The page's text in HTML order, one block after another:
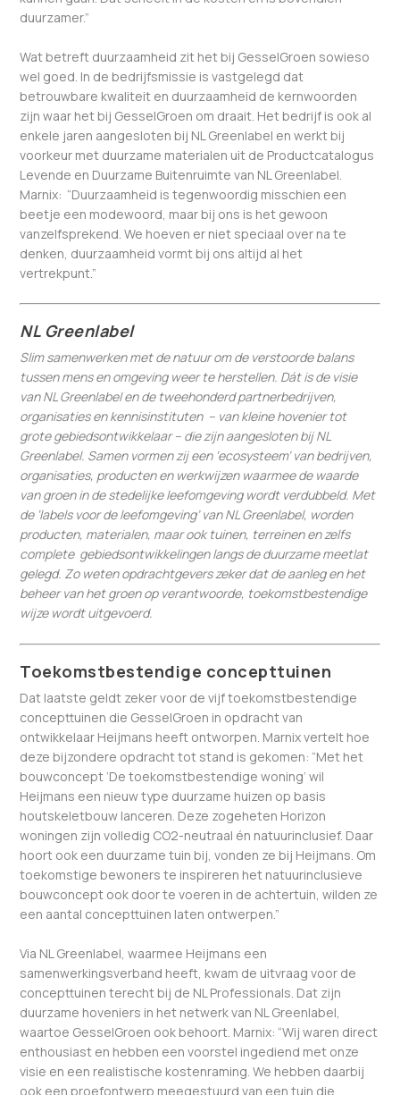
duurzamer.”
Wat betreft duurzaamheid zit het bij GesselGroen sowieso
wel goed. In de bedrijfsmissie is vastgelegd dat
betrouwbare kwaliteit en duurzaamheid de kernwoorden
zijn waar het bij GesselGroen om draait. Het bedrijf is ook al
enkele jaren aangesloten bij NL Greenlabel en werkt bij
voorkeur met duurzame materialen uit de Productcatalogus
Levende en Duurzame Buitenruimte van NL Greenlabel.
Marnix: “Duurzaamheid is tegenwoordig misschien een
beetje een modewoord, maar bij ons is het gewoon
vanzelfsprekend. We hoeven er niet speciaal over na te
denken, duurzaamheid vormt bij ons altijd al het
vertrekpunt.”
NL Greenlabel
Slim samenwerken met de natuur om de verstoorde balans
tussen mens en omgeving weer te herstellen. Dát is de visie
van NL Greenlabel en de tweehonderd partnerbedrijven,
organisaties en kennisinstituten – van kleine hovenier tot
grote gebiedsontwikkelaar – die zijn aangesloten bij NL
Greenlabel. Samen vormen zij een ‘ecosysteem’ van bedrijven,
organisaties, producten en werkwijzen waarmee de waarde
van groen in de stedelijke leefomgeving wordt verdubbeld. Met
de ‘labels voor de leefomgeving’ van NL Greenlabel, worden
producten, materialen, maar ook tuinen, terreinen en zelfs
complete gebiedsontwikkelingen langs de duurzame meetlat
gelegd. Zo weten opdrachtgevers zeker dat de aanleg en het
beheer van het groen op verantwoorde, toekomstbestendige
wijze wordt uitgevoerd.
Toekomstbestendige concepttuinen
Dat laatste geldt zeker voor de vijf toekomstbestendige
concepttuinen die GesselGroen in opdracht van
ontwikkelaar Heijmans heeft ontworpen. Marnix vertelt hoe
deze bijzondere opdracht tot stand is gekomen: “Met het
bouwconcept ‘De toekomstbestendige woning’ wil
Heijmans een nieuw type duurzame huizen op basis
houtskeletbouw lanceren. Deze zogeheten Horizon
woningen zijn volledig CO2-neutraal én natuurinclusief. Daar
hoort ook een duurzame tuin bij, vonden ze bij Heijmans. Om
toekomstige bewoners te inspireren het natuurinclusieve
bouwconcept ook door te voeren in de achtertuin, wilden ze
een aantal concepttuinen laten ontwerpen.”
Via NL Greenlabel, waarmee Heijmans een
samenwerkingsverband heeft, kwam de uitvraag voor de
concepttuinen terecht bij de NL Professionals. Dat zijn
duurzame hoveniers in het netwerk van NL Greenlabel,
waartoe GesselGroen ook behoort. Marnix: “Wij waren direct
enthousiast en hebben een voorstel ingediend met onze
visie en een realistische kostenraming. We hebben daarbij
ook een proefontwerp meegestuurd van een tuin die